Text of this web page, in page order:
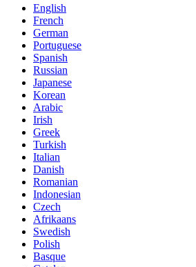
English
French
German
Portuguese
Spanish
Russian
Japanese
Korean
Arabic
Irish
Greek
Turkish
Italian
Danish
Romanian
Indonesian
Czech
Afrikaans
Swedish
Polish
Basque